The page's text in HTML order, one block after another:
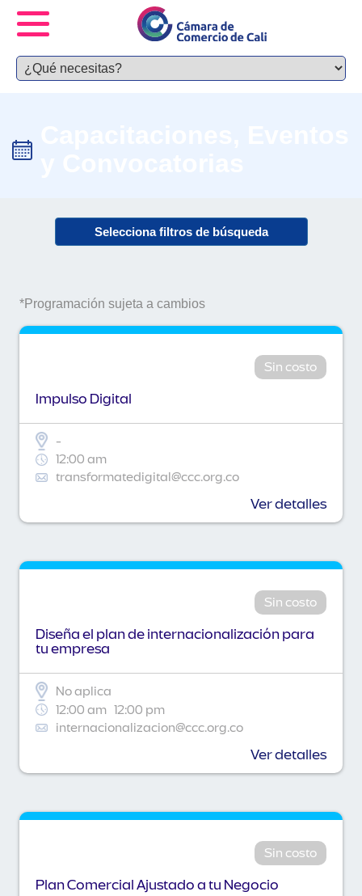
Selecciona filtros de búsqueda
*Programación sujeta a cambios
Sin costo
Impulso Digital
-
12:00 am
transformatedigital@ccc.org.co
Ver detalles
Sin costo
Diseña el plan de internacionalización para
tu empresa
No aplica
12:00 am 12:00 pm
internacionalizacion@ccc.org.co
Ver detalles
Sin costo
Plan Comercial Ajustado a tu Negocio